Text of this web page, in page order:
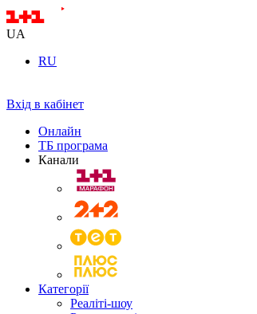
UA
RU
Вхід в кабінет
Онлайн
ТБ програма
Канали
Категорії
Реаліті-шоу